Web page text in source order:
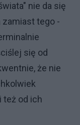
nie da się
tego -
się od
że nie
też od ich